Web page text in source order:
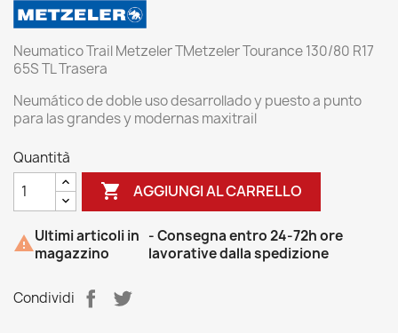
Neumatico Trail Metzeler TMetzeler Tourance 130/80 R17
65S TL Trasera
Neumático de doble uso desarrollado y puesto a punto
para las grandes y modernas maxitrail
Quantità
 AGGIUNGI AL CARRELLO
Ultimi articoli in
magazzino
- Consegna entro 24-72h ore
lavorative dalla spedizione
Condividi